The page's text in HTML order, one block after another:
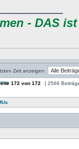
- DAS
Zeit anzeigen:
172 von 172 [ 2566